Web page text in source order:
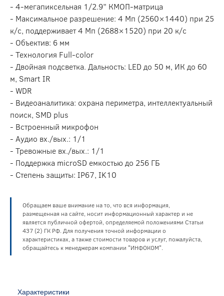
- 4-мегапиксельная 1/2.9” КМОП-матрица
- Максимальное разрешение: 4 Мп (2560×1440) при 25
к/с, поддерживает 4 Мп (2688×1520) при 20 к/с
- Объектив: 6 мм
- Технология Full-color
- Двойная подсветка. Дальность: LED до 50 м, ИК до 60
м, Smart IR
- WDR
- Видеоаналитика: охрана периметра, интеллектуальный
поиск, SMD plus
- Встроенный микрофон
- Аудио вх./вых.: 1/1
- Тревожные вх./вых.: 1/1
- Поддержка microSD емкостью до 256 ГБ
- Степень защиты: IP67, IK10
Обращаем ваше внимание на то, что вся информация,
размещенная на сайте, носит информационный характер и не
является публичной офертой, определяемой положениями Статьи
437 (2) ГК РФ. Для получения точной информации о
характеристиках, а также стоимости товаров и услуг, пожалуйста,
обращайтесь к менеджерам компании "ИНФОКОМ".
Характеристики